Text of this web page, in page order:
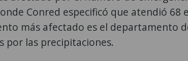
Conred especificó que atendió 68
más afectado es el departamento
por las precipitaciones.